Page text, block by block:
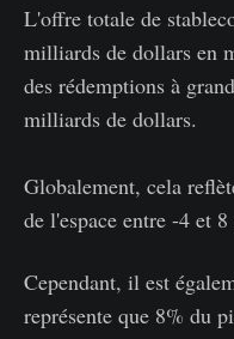
L'offre totale de
milliards de dollars en
des rédemptions à
milliards de dollars.
Globalement, cela
de l'espace entre -4 et
Cependant, il est
représente que 8% du